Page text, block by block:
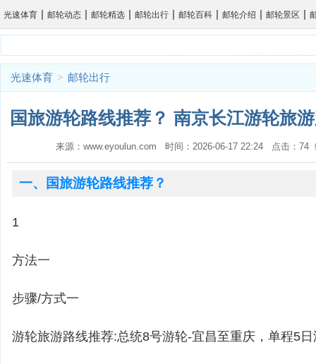
光速体育 | 邮轮动态 | 邮轮精选 | 邮轮出行 | 邮轮百科 | 邮轮介绍 | 邮轮景区 |
光速体育 > 邮轮出行
国旅游轮路线推荐？ 南京长江游轮旅
来源：www.eyoulun.com 时间：2026-06-17 22:24 点击：
一、国旅游轮路线推荐？
1
方法一
步骤/方式一
游轮旅游路线推荐:总统8号游轮-宜昌至重庆，单程5日